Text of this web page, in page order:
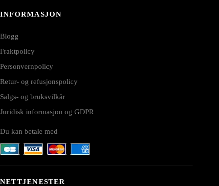
INFORMASJON
Blogg
Fraktpolicy
Personvernpolicy
Retur- og refusjonspolicy
Salgs- og bruksvilkår
Juridisk informasjon og GDPR
Du kan betale med
NETTJENESTER